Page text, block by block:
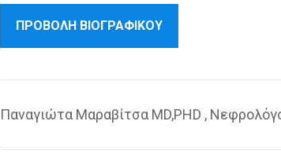
ΠΡΟΒΟΛΗ ΒΙΟΓΡΑΦΙΚΟΥ
Παναγιώτα Μαραβίτσα MD,PHD ,